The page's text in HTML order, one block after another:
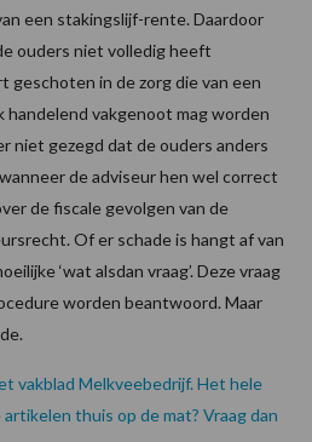
een stakingslijf-rente. Daardoor
ouders niet volledig heeft
geschoten in de zorg die van een
handelend vakgenoot mag worden
niet gezegd dat de ouders anders
de adviseur hen wel correct
de fiscale gevolgen van de
Of er schade is hangt af van
‘wat alsdan vraag’. Deze vraag
worden beantwoord. Maar
vakblad Melkveebedrijf. Het hele
thuis op de mat? Vraag dan